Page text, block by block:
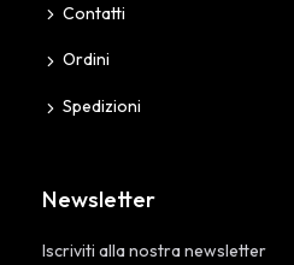
Contatti
Ordini
Spedizioni
Newsletter
Iscriviti alla nostra newsletter